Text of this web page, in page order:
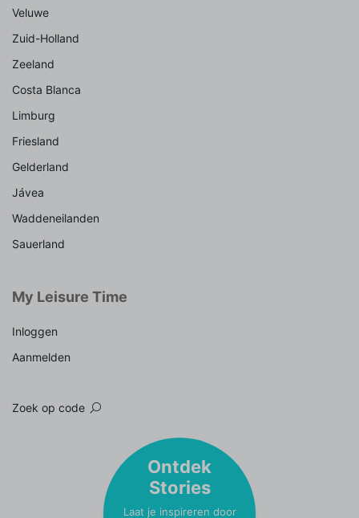
Veluwe
Zuid-Holland
Zeeland
Costa Blanca
Limburg
Friesland
Gelderland
Jávea
Waddeneilanden
Sauerland
My Leisure Time
Inloggen
Aanmelden
Zoek op code
Ontdek
Stories
Laat je inspireren door